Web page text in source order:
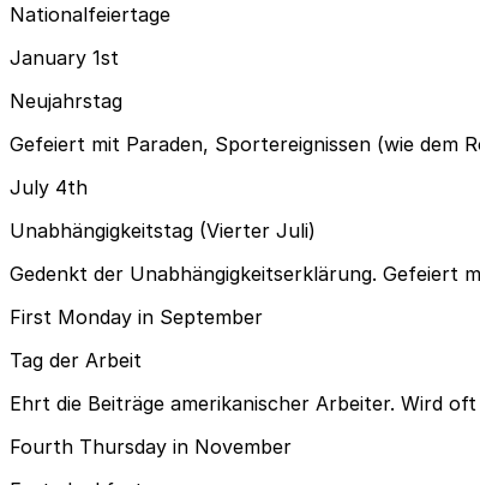
Nationalfeiertage
January 1st
Neujahrstag
Gefeiert mit Paraden, Sportereignissen (wie dem
July 4th
Unabhängigkeitstag (Vierter Juli)
Gedenkt der Unabhängigkeitserklärung. Gefeiert
First Monday in September
Tag der Arbeit
Ehrt die Beiträge amerikanischer Arbeiter. Wird
Fourth Thursday in November